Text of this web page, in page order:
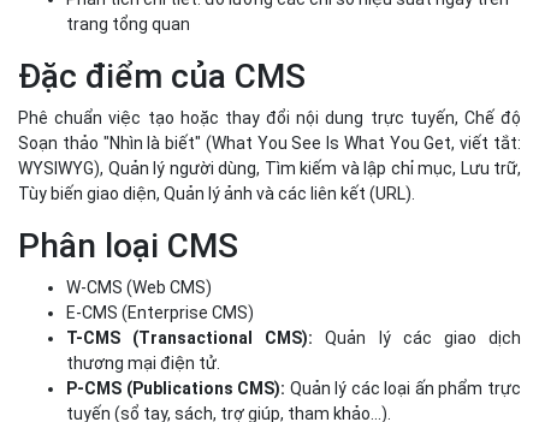
W-CMS (Web CMS)
E-CMS (Enterprise CMS)
T-CMS (Transactional CMS):
thương mại điện tử.
P-CMS (Publications CMS): Quản lý các loại ấn phẩm trực
tuyến (sổ tay, sách, trợ giúp, tham khảo...).
L-CMS/LCMS (Learning CMS):Quản lý đào tạo dựa trên
nền Web.